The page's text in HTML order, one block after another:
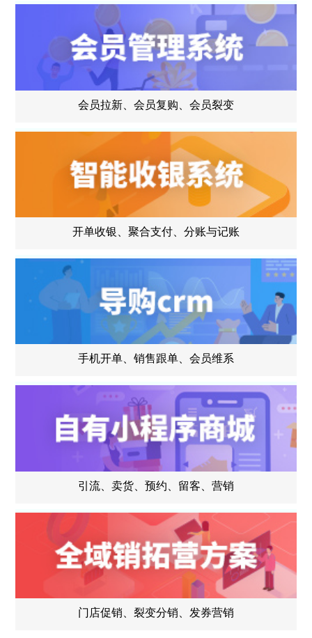
会员拉新、会员复购、会员裂变
开单收银、聚合支付、分账与记账
手机开单、销售跟单、会员维系
引流、卖货、预约、留客、营销
门店促销、裂变分销、发券营销